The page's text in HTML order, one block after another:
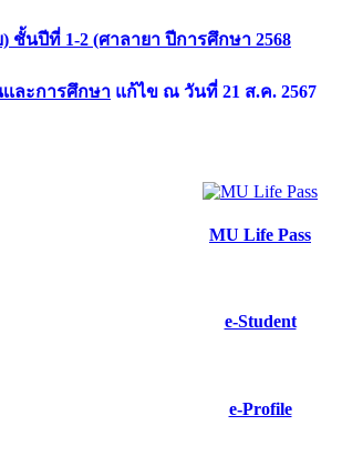
นปีที่ 1-2 (ศาลายา ปีการศึกษา 2568
เละการศึกษา แก้ไข ณ วันที่ 21 ส.ค. 2567
MU Life Pass
e-Student
e-Profile